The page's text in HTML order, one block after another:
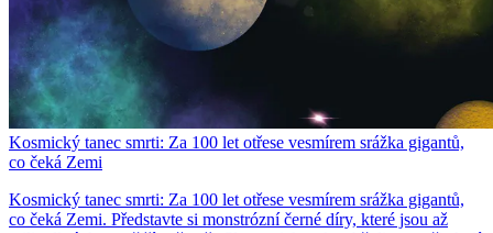
Kosmický tanec smrti: Za 100 let otřese vesmírem srážka gigantů,
co čeká Zemi
Kosmický tanec smrti: Za 100 let otřese vesmírem srážka gigantů,
co čeká Zemi. Představte si monstrózní černé díry, které jsou až